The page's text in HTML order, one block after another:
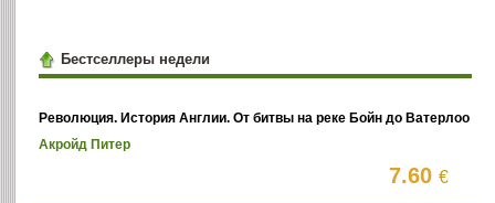
Бестселлеры недели
Революция. История Англии. От битвы на реке Бойн до Ватерлоо
Акройд Питер
7.60€